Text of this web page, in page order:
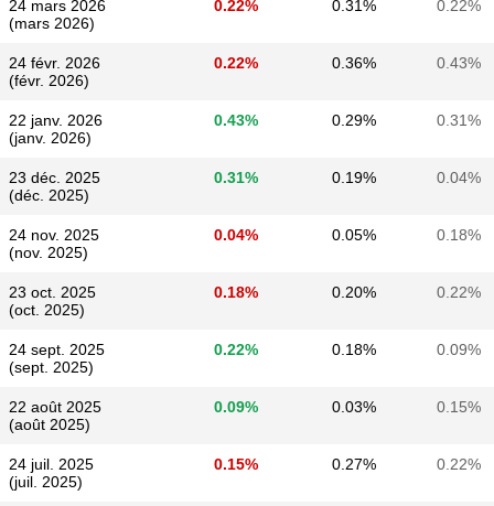
24 mars 2026
(mars 2026)
0.22% 0.31% 0.22%
24 févr. 2026
(févr. 2026)
0.22% 0.36% 0.43%
22 janv. 2026
(janv. 2026)
0.43% 0.29% 0.31%
23 déc. 2025
(déc. 2025)
0.31% 0.19% 0.04%
24 nov. 2025
(nov. 2025)
0.04% 0.05% 0.18%
23 oct. 2025
(oct. 2025)
0.18% 0.20% 0.22%
24 sept. 2025
(sept. 2025)
0.22% 0.18% 0.09%
22 août 2025
(août 2025)
0.09% 0.03% 0.15%
24 juil. 2025
(juil. 2025)
0.15% 0.27% 0.22%